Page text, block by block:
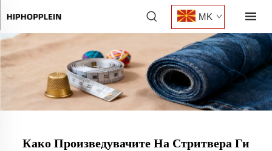
MK
Како Произведувачите На Стритвера Ги